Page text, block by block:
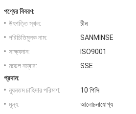
পণ্যের বিবরণ:
উৎপত্তি স্থল:
চীন
পরিচিতিমুলক নাম:
SANMINSE
সাক্ষ্যদান:
ISO9001
মডেল নম্বার:
SSE
প্রদান:
ন্যূনতম চাহিদার পরিমাণ:
10 পিসি
মূল্য:
আলোচনাযোগ্য